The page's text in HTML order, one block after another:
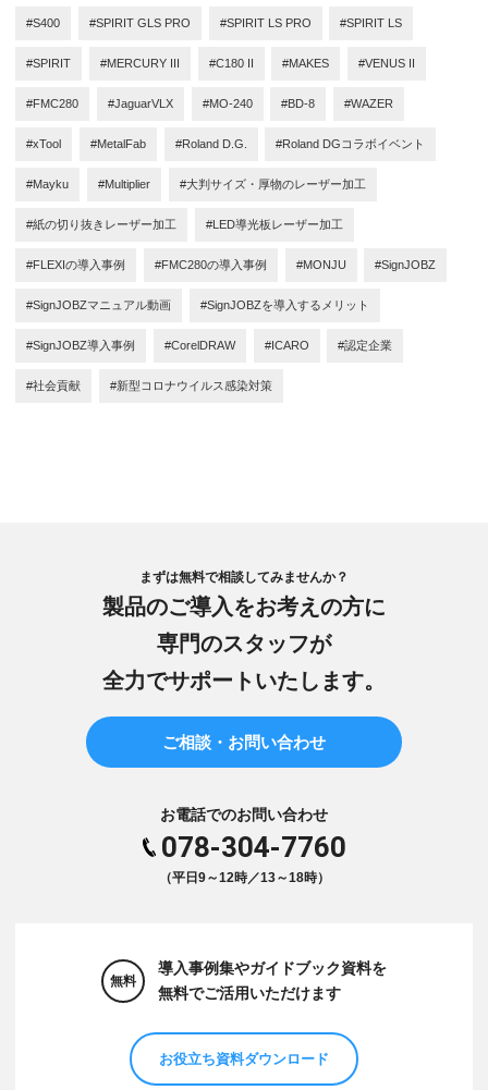
#S400 #SPIRIT GLS PRO #SPIRIT LS PRO #SPIRIT LS
#SPIRIT #MERCURY III #C180 II #MAKES #VENUS II
#FMC280 #JaguarVLX #MO-240 #BD-8 #WAZER
#xTool #MetalFab #Roland D.G. #Roland DGコラボイベント
#Mayku #Multiplier #大判サイズ・厚物のレーザー加工
#紙の切り抜きレーザー加工 #LED導光板レーザー加工
#FLEXIの導入事例 #FMC280の導入事例 #MONJU #SignJOBZ
#SignJOBZマニュアル動画 #SignJOBZを導入するメリット
#SignJOBZ導入事例 #CorelDRAW #ICARO #認定企業
#社会貢献 #新型コロナウイルス感染対策
まずは無料で相談してみませんか？
製品のご導入をお考えの方に
専門のスタッフが
全力でサポートいたします。
ご相談・お問い合わせ
お電話でのお問い合わせ
078-304-7760
（平日9～12時／13～18時）
無料
導入事例集やガイドブック資料を
無料でご活用いただけます
お役立ち資料ダウンロード